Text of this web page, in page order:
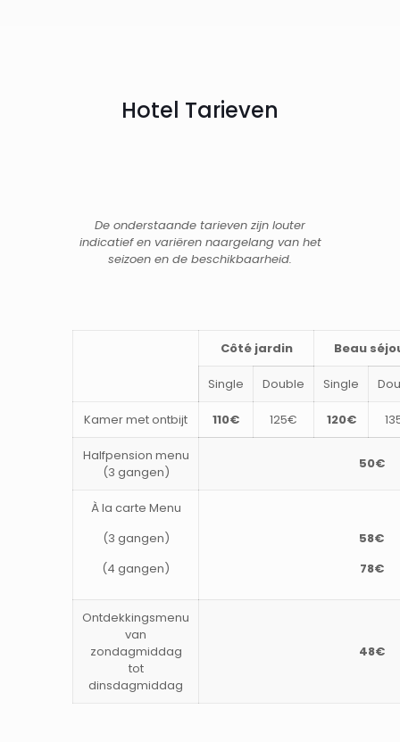
Hotel Tarieven
De onderstaande tarieven zijn louter
indicatief en variëren naargelang van het
seizoen en de beschikbaarheid.
Côté jardin Beau
Single Double Single
Kamer met ontbijt 110€ 125€ 120€
Halfpension menu
(3 gangen)
50€
À la carte Menu
(3 gangen)
(4 gangen)
58€
78€
Ontdekkingsmenu
van
zondagmiddag
tot
dinsdagmiddag
48€